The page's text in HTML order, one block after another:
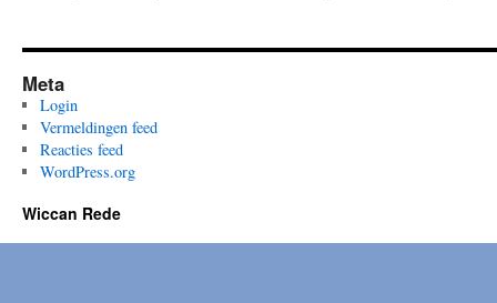
Meta
Login
Vermeldingen feed
Reacties feed
WordPress.org
Wiccan Rede